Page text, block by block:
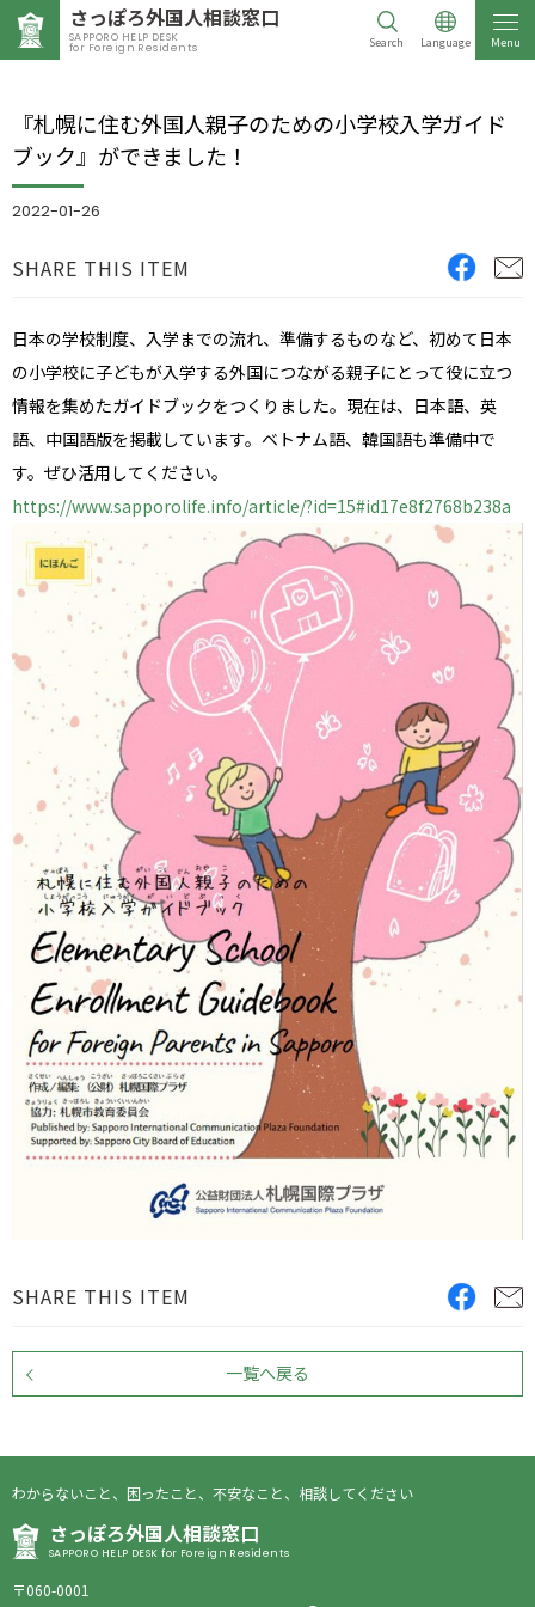
さっぽろ外国人相談窓口
SAPPORO HELP DESK
for Foreign Residents Search Language Menu
『札幌に住む外国人親子のための小学校入学ガイド
ブック』ができました！
2022-01-26
SHARE THIS ITEM
日本の学校制度、入学までの流れ、準備するものなど、初めて日本
の小学校に子どもが入学する外国につながる親子にとって役に立つ
情報を集めたガイドブックをつくりました。現在は、日本語、英
語、中国語版を掲載しています。ベトナム語、韓国語も準備中で
す。ぜひ活用してください。
https://www.sapporolife.info/article/?id=15#id17e8f2768b238a
SHARE THIS ITEM
一覧へ戻る
わからないこと、困ったこと、不安なこと、相談してください
さっぽろ外国人相談窓口
SAPPORO HELP DESK for Foreign Residents
〒060-0001